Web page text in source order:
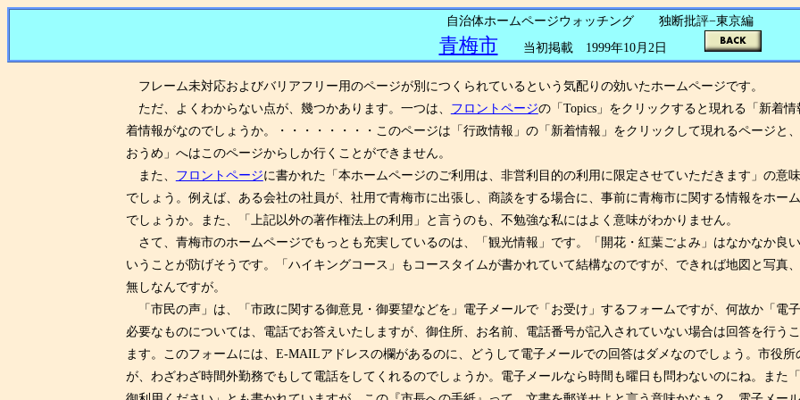
自治体ホームページウォッチング 独断批評−東京編
青梅市 当初掲載 1999年10月2日
フレーム未対応およびバリアフリー用のページが別につくられているという気配りの効いたホームページです。
ただ、よくわからない点が、幾つかあります。一つは、 フロントページの「Topics」をクリックすると現れる「新着
着情報がなのでしょうか。・・・・・・・・このページは「行政情報」の「新着情報」をクリックして現れるページ
おうめ」へはこのページからしか行くことができません。
また、 フロントページに書かれた「本ホームページのご利用は、非営利目的の利用に限定させていただきます」の意
でしょう。例えば、ある会社の社員が、社用で青梅市に出張し、商談をする場合に、事前に青梅市に関する情報をホー
でしょうか。また、「上記以外の著作権法上の利用」と言うのも、不勉強な私にはよく意味がわかりません。
さて、青梅市のホームページでもっとも充実しているのは、「観光情報」です。「開花・紅葉ごよみ」はなかなか良
いうことが防げそうです。「ハイキングコース」もコースタイムが書かれていて結構なのですが、できれば地図と写真
無しなんですが。
「市民の声」は、「市政に関する御意見・御要望などを」電子メールで「お受け」するフォームですが、何故か「電
必要なものについては、電話でお答えいたしますが、御住所、お名前、電話番号が記入されていない場合は回答を行う
ます。このフォームには、E-MAILアドレスの欄があるのに、どうして電子メールでの回答はダメなのでしょう。市役
が、わざわざ時間外勤務でもして電話をしてくれるのでしょうか。電子メールなら時間も曜日も問わないのにね。また